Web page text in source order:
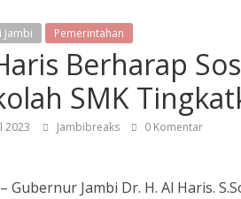
Jambi Pemerintahan
Berharap
SMK
2023 Jambibreaks 0 Komentar
Gubernur Jambi Dr. H. Al Haris.